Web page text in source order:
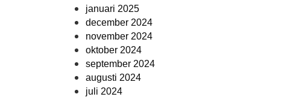
januari 2025
december 2024
november 2024
oktober 2024
september 2024
augusti 2024
juli 2024